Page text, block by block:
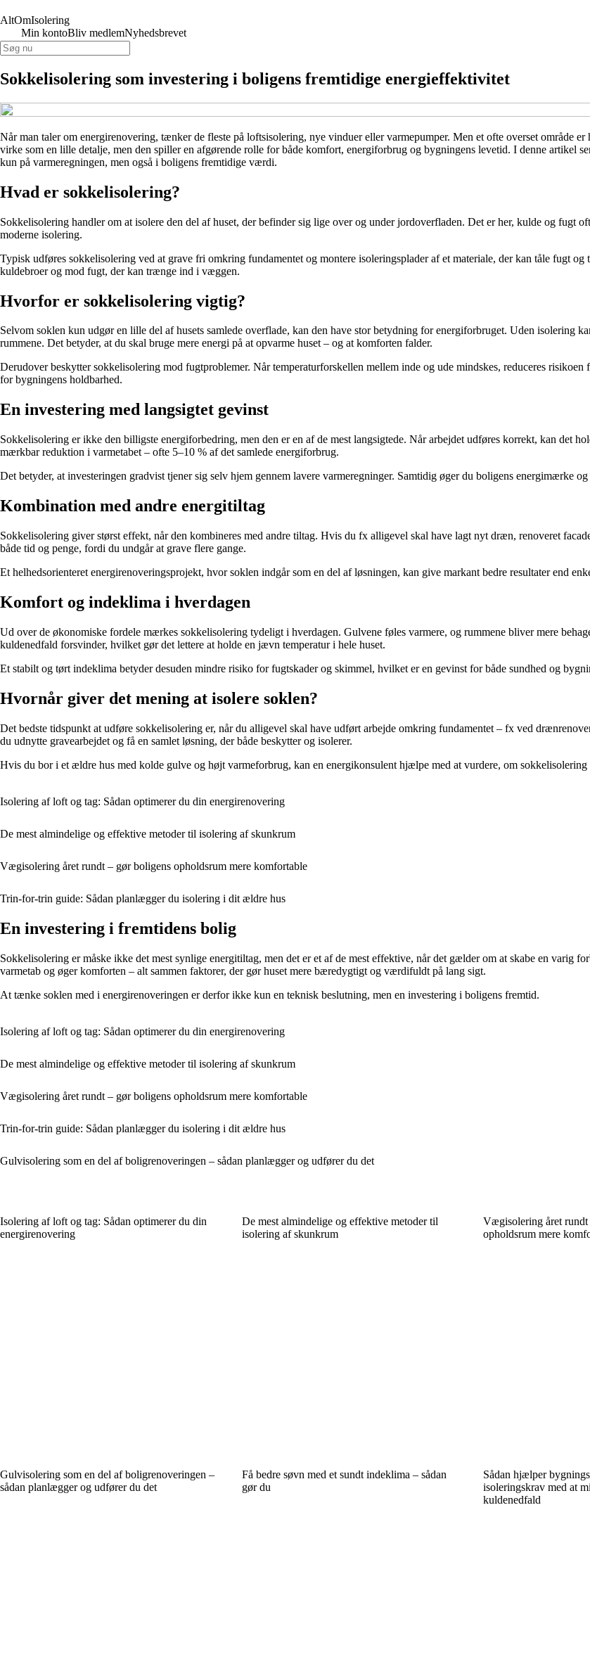
AltOmIsolering
Min kontoBliv medlemNyhedsbrevet
Sokkelisolering som investering i boligens fremtidige energieffektivitet
Når man taler om energirenovering, tænker de fleste på loftsisolering, nye vinduer eller varmepumper. Men et ofte overset område
virke som en lille detalje, men den spiller en afgørende rolle for både komfort, energiforbrug og bygningens levetid. I denne artikel
kun på varmeregningen, men også i boligens fremtidige værdi.
Hvad er sokkelisolering?
Sokkelisolering handler om at isolere den del af huset, der befinder sig lige over og under jordoverfladen. Det er her, kulde og
moderne isolering.
Typisk udføres sokkelisolering ved at grave fri omkring fundamentet og montere isoleringsplader af et materiale, der kan tåle fugt
kuldebroer og mod fugt, der kan trænge ind i væggen.
Hvorfor er sokkelisolering vigtig?
Selvom soklen kun udgør en lille del af husets samlede overflade, kan den have stor betydning for energiforbruget. Uden isolering
rummene. Det betyder, at du skal bruge mere energi på at opvarme huset – og at komforten falder.
Derudover beskytter sokkelisolering mod fugtproblemer. Når temperaturforskellen mellem inde og ude mindskes, reduceres
for bygningens holdbarhed.
En investering med langsigtet gevinst
Sokkelisolering er ikke den billigste energiforbedring, men den er en af de mest langsigtede. Når arbejdet udføres korrekt, kan det
mærkbar reduktion i varmetabet – ofte 5–10 % af det samlede energiforbrug.
Det betyder, at investeringen gradvist tjener sig selv hjem gennem lavere varmeregninger. Samtidig øger du boligens
Kombination med andre energitiltag
Sokkelisolering giver størst effekt, når den kombineres med andre tiltag. Hvis du fx alligevel skal have lagt nyt dræn, renoveret
både tid og penge, fordi du undgår at grave flere gange.
Et helhedsorienteret energirenoveringsprojekt, hvor soklen indgår som en del af løsningen, kan give markant bedre resultater end
Komfort og indeklima i hverdagen
Ud over de økonomiske fordele mærkes sokkelisolering tydeligt i hverdagen. Gulvene føles varmere, og rummene bliver mere
kuldenedfald forsvinder, hvilket gør det lettere at holde en jævn temperatur i hele huset.
Et stabilt og tørt indeklima betyder desuden mindre risiko for fugtskader og skimmel, hvilket er en gevinst for både sundhed og
Hvornår giver det mening at isolere soklen?
Det bedste tidspunkt at udføre sokkelisolering er, når du alligevel skal have udført arbejde omkring fundamentet – fx ved
du udnytte gravearbejdet og få en samlet løsning, der både beskytter og isolerer.
Hvis du bor i et ældre hus med kolde gulve og højt varmeforbrug, kan en energikonsulent hjælpe med at vurdere, om
Isolering af loft og tag: Sådan optimerer du din energirenovering
De mest almindelige og effektive metoder til isolering af skunkrum
Vægisolering året rundt – gør boligens opholdsrum mere komfortable
Trin-for-trin guide: Sådan planlægger du isolering i dit ældre hus
En investering i fremtidens bolig
Sokkelisolering er måske ikke det mest synlige energitiltag, men det er et af de mest effektive, når det gælder om at skabe en varig
varmetab og øger komforten – alt sammen faktorer, der gør huset mere bæredygtigt og værdifuldt på lang sigt.
At tænke soklen med i energirenoveringen er derfor ikke kun en teknisk beslutning, men en investering i boligens fremtid.
Isolering af loft og tag: Sådan optimerer du din energirenovering
De mest almindelige og effektive metoder til isolering af skunkrum
Vægisolering året rundt – gør boligens opholdsrum mere komfortable
Trin-for-trin guide: Sådan planlægger du isolering i dit ældre hus
Gulvisolering som en del af boligrenoveringen – sådan planlægger og udfører du det
Isolering af loft og tag: Sådan optimerer du din
energirenovering
De mest almindelige og effektive metoder til
isolering af skunkrum
Vægisolering året rundt
opholdsrum mere
Gulvisolering som en del af boligrenoveringen –
sådan planlægger og udfører du det
Få bedre søvn med et sundt indeklima – sådan
gør du
Sådan hjælper
isoleringskrav med at
kuldenedfald